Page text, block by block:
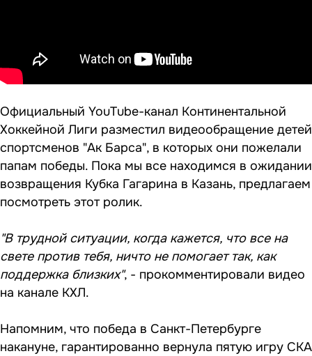
Официальный YouTube-канал Континентальной
Хоккейной Лиги разместил видеообращение детей
спортсменов "Ак Барса", в которых они пожелали
папам победы. Пока мы все находимся в ожидании
возвращения Кубка Гагарина в Казань, предлагаем
посмотреть этот ролик.
"В трудной ситуации, когда кажется, что все на
свете против тебя, ничто не помогает так, как
поддержка близких", - прокомментировали видео
на канале КХЛ.
Напомним, что победа в Санкт-Петербурге
накануне, гарантированно вернула пятую игру СКА